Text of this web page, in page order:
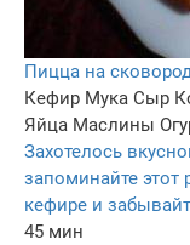
Пицца на
Кефир Мука Сыр
Яйца Маслины
Захотелось
запоминайте этот
кефире и
45 мин